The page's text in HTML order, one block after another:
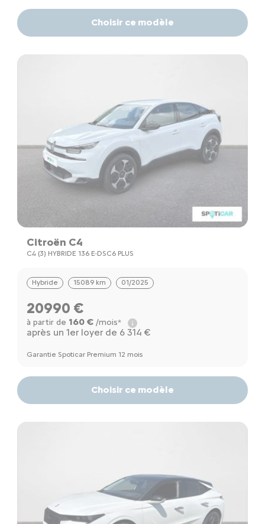
Choisir ce modèle
Citroën C4
C4 (3) HYBRIDE 136 E-DSC6 PLUS
Hybride 15089 km 01/2025
20990 €
à partir de 160 €/mois*
après un 1er loyer de 6 314 €
Garantie Spoticar Premium 12 mois
Choisir ce modèle